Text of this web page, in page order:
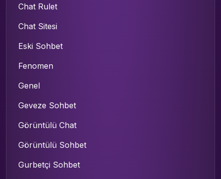
Chat Rulet
Chat Sitesi
Eski Sohbet
Fenomen
Genel
Geveze Sohbet
Görüntülü Chat
Görüntülü Sohbet
Gurbetçi Sohbet